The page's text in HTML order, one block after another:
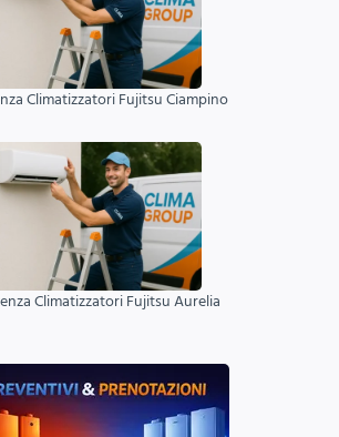
Climatizzatori Fujitsu Ciampino
Climatizzatori Fujitsu Aurelia